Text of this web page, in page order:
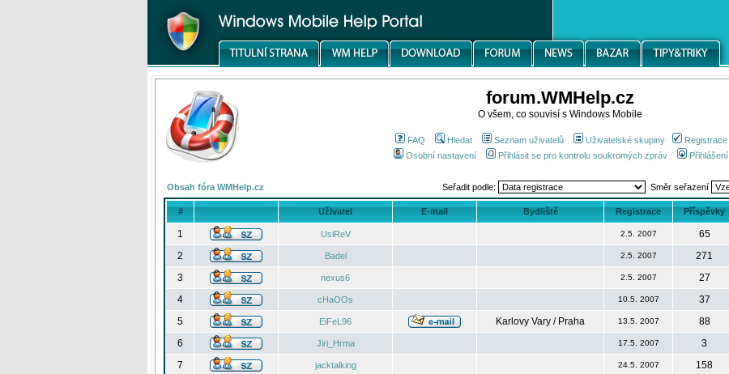
forum.WMHelp.cz
O všem, co souvisí s Windows Mobile
FAQ Hledat Seznam uživatelů Uživatelské skupiny
Registrace
Osobní nastavení
Přihlásit se pro kontrolu soukromých zpráv Přihlášení
Obsah fóra WMHelp.cz Seřadit podle: Směr seřazení
# Uživatel E-mail Bydliště Registrace Příspěvky
1 UsiReV 2.5. 2007
65
2
Badel 2.5. 2007
271
3
nexus6 2.5. 2007
27
4
cHaOOs 10.5. 2007
37
5
EiFeL96 Karlovy Vary / Praha 13.5. 2007
88
6
Jiri_Hrma 17.5. 2007
3
7
jacktalking 24.5. 2007
158